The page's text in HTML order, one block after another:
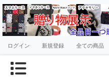
ログイン 新規登録 全ての商品